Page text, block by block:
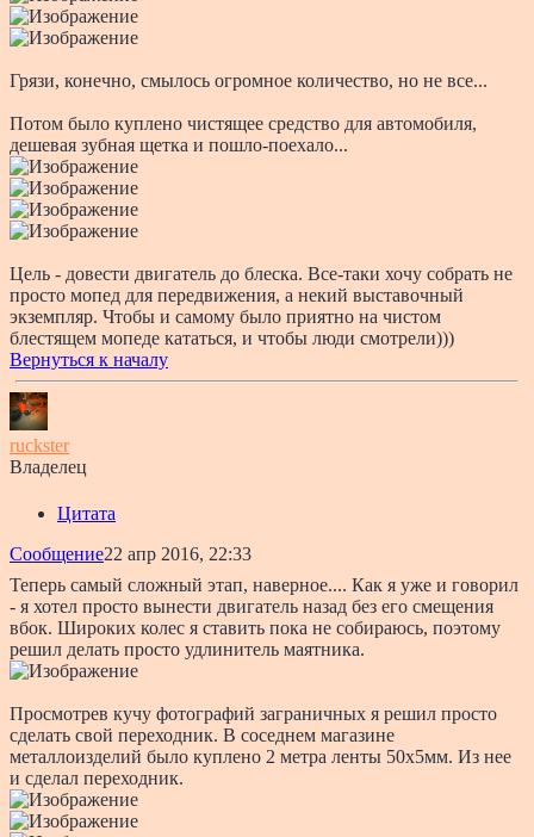
Грязи, конечно, смылось огромное количество, но не все...
Потом было куплено чистящее средство для автомобиля,
дешевая зубная щетка и пошло-поехало...
Цель - довести двигатель до блеска. Все-таки хочу собрать не
просто мопед для передвижения, а некий выставочный
экземпляр. Чтобы и самому было приятно на чистом
блестящем мопеде кататься, и чтобы люди смотрели)))
Вернуться к началу
ruckster
Владелец
Цитата
Сообщение22 апр 2016, 22:33
Теперь самый сложный этап, наверное.... Как я уже и говорил
- я хотел просто вынести двигатель назад без его смещения
вбок. Широких колес я ставить пока не собираюсь, поэтому
решил делать просто удлинитель маятника.
Просмотрев кучу фотографий заграничных я решил просто
сделать свой переходник. В соседнем магазине
металлоизделий было куплено 2 метра ленты 50х5мм. Из нее
и сделал переходник.